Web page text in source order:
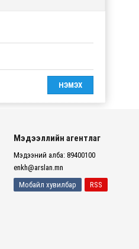
Мэдээллийн агентлаг
Мэдээний алба: 89400100
enkh@arslan.mn
Мобайл хувилбар
RSS